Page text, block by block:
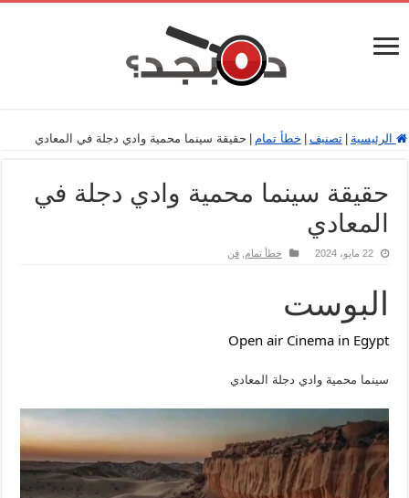
الرئيسية تصنيف خطأ تمام حقيقة سينما محمية وادي دجلة في المعادي
حقيقة سينما محمية وادي دجلة في
المعادي
22 مايو، 2024 خطأ تمام ,فن
البوست
Open air Cinema in Egypt
سينما محمية وادي دجلة المعادي